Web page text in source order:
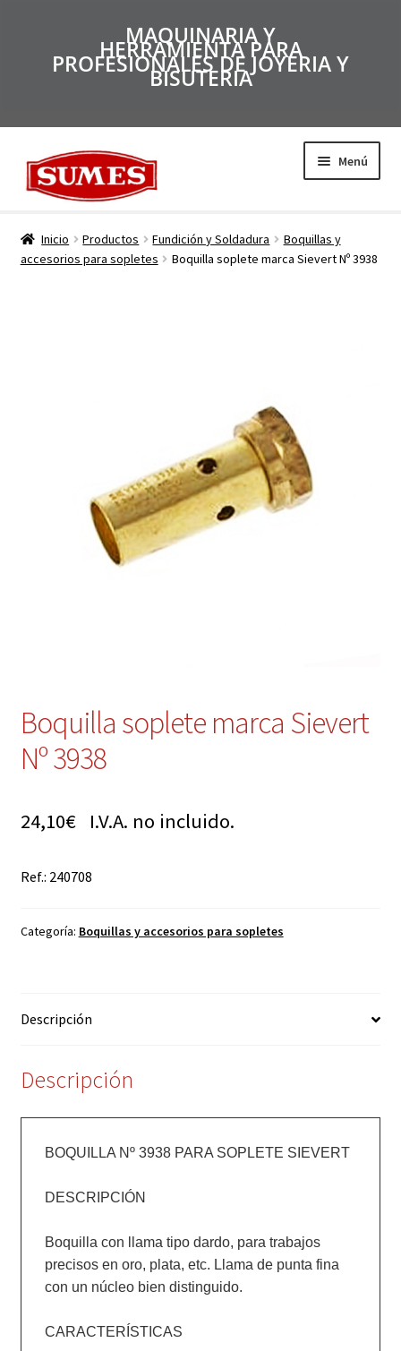
MAQUINARIA Y
HERRAMIENTA PARA
PROFESIONALES DE JOYERIA Y
BISUTERIA
Menú
Productos
Mi cuenta
Inicio Productos Fundición y Soldadura
Boquillas y
accesorios para sopletes
Boquilla soplete marca Sievert Nº 3938
Boquilla soplete marca Sievert
Nº 3938
24,10€I.V.A. no incluido.
Ref.: 240708
Categoría: Boquillas y accesorios para sopletes
Descripción
Descripción
BOQUILLA Nº 3938 PARA SOPLETE SIEVERT
DESCRIPCIÓN
Boquilla con llama tipo dardo, para trabajos
precisos en oro, plata, etc. Llama de punta fina
con un núcleo bien distinguido.
CARACTERÍSTICAS